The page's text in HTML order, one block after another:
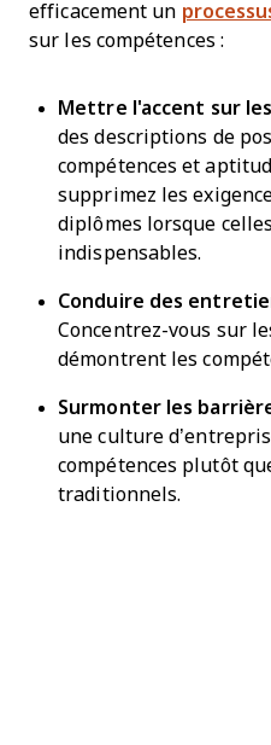
efficacement un
sur les compétences :
Mettre l'accent sur
des descriptions de
compétences et
supprimez les
diplômes lorsque
indispensables.
Conduire des
Concentrez-vous sur
démontrent les
Surmonter les
une culture
compétences plutôt
traditionnels.